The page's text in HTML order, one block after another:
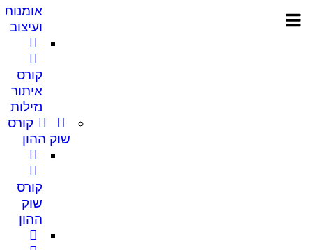
אומנות
ועיצוב
קורס
איתור
נזילות
קורס
שוק ההון
קורס
שוק
ההון